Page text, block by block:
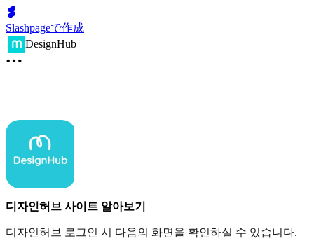
Slashpageで作成
DesignHub
디자인허브 사이트 알아보기
디자인허브 로그인 시 다음의 화면을 확인하실 수 있습니다.